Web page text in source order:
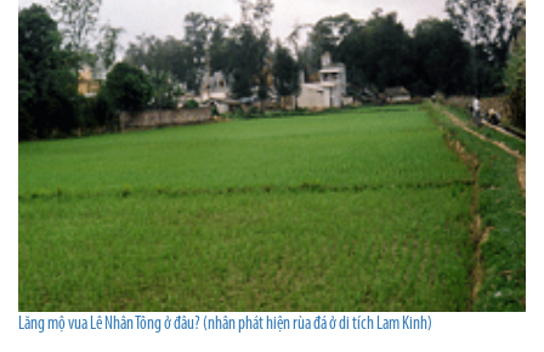
Lăng mộ vua Lê Nhân Tông ở đâu? (nhân phát hiện rùa đá ở di tích Lam Kinh)